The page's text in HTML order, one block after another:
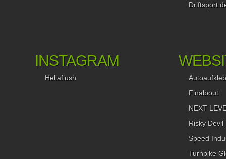
um die berühmt-berüchtigte S13 von Jan mit einem Feature
täglichen Planking-Training)… …sowie die wunderschöne
Manuel vor. Es war mir ein Fest. Ende April kam dann eines
meiner persönlichen Highlights: Ein Roadtrip nach Wien und
anschließende JDM-Treffen am Wörthersee im Rahmen des
geschlossen, tolle Bilder und Aufnahmen entstanden… …und
Allein-unter-Gölfen-Feature gab es ebenfalls. Und wem das
der freut sich vielleicht auch über diese Nachricht: 2016 wird
ähnlich weitergehen. Und Sheryl Crow schaute uns zu: Das
ließ Mitte Mai zwar etwas zu Wünschen übrig, aber das stört
INSTAGRAM
Hellaflush
Finalbout
NEXT
Risky Devil
Speed
Turnpike